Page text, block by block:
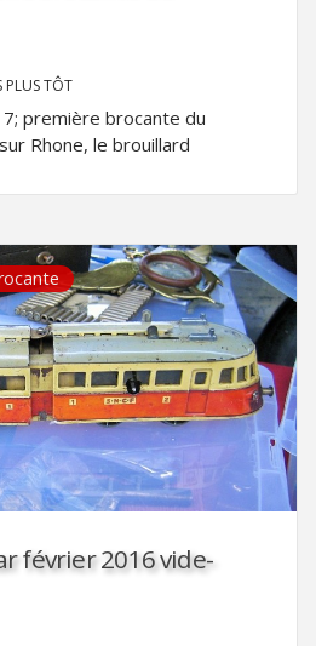
PLUS TÔT
première brocante du
Rhone, le brouillard
février 2016 vide-